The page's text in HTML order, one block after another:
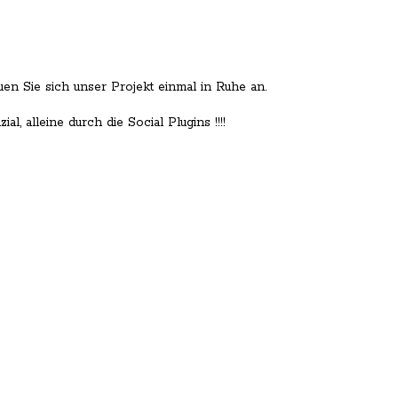
Sie sich unser Projekt einmal in Ruhe an.
alleine durch die Social Plugins !!!!